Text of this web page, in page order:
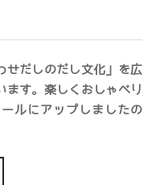
せだしのだし文化」を広
ます。楽しくおしゃべり
ルにアップしましたの